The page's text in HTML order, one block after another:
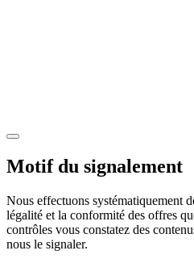
Motif du signalement
Nous effectuons systématiquement
légalité et la conformité des offres
contrôles vous constatez des
nous le signaler.